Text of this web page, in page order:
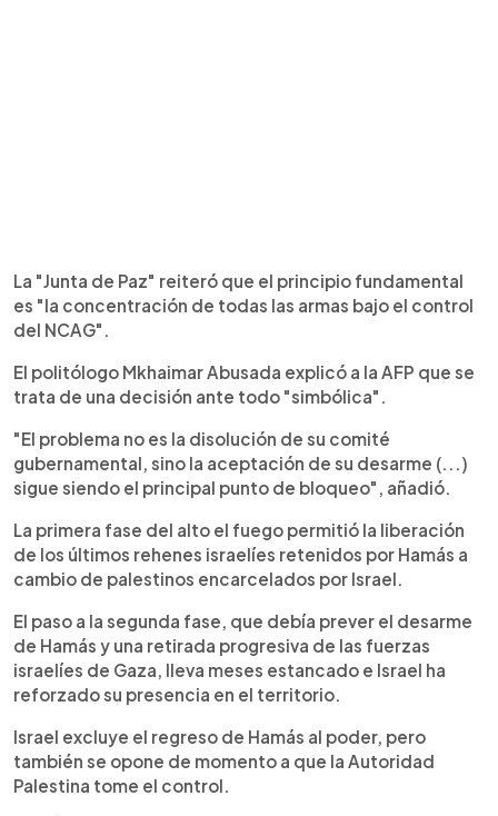
La "Junta de Paz" reiteró que el principio fundamental
es "la concentración de todas las armas bajo el control
del NCAG".
El politólogo Mkhaimar Abusada explicó a la AFP que se
trata de una decisión ante todo "simbólica".
"El problema no es la disolución de su comité
gubernamental, sino la aceptación de su desarme (...)
sigue siendo el principal punto de bloqueo", añadió.
La primera fase del alto el fuego permitió la liberación
de los últimos rehenes israelíes retenidos por Hamás a
cambio de palestinos encarcelados por Israel.
El paso a la segunda fase, que debía prever el desarme
de Hamás y una retirada progresiva de las fuerzas
israelíes de Gaza, lleva meses estancado e Israel ha
reforzado su presencia en el territorio.
Israel excluye el regreso de Hamás al poder, pero
también se opone de momento a que la Autoridad
Palestina tome el control.